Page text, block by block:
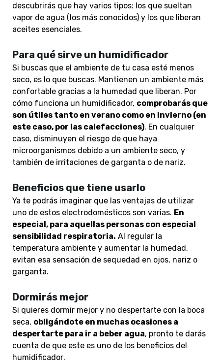
descubrirás que hay varios tipos: los que sueltan
vapor de agua (los más conocidos) y los que liberan
aceites esenciales.
Para qué sirve un humidificador
Si buscas que el ambiente de tu casa esté menos
seco, es lo que buscas. Mantienen un ambiente más
confortable gracias a la humedad que liberan. Por
cómo funciona un humidificador, comprobarás que
son útiles tanto en verano como en invierno (en
este caso, por las calefacciones). En cualquier
caso, disminuyen el riesgo de que haya
microorganismos debido a un ambiente seco, y
también de irritaciones de garganta o de nariz.
Beneficios que tiene usarlo
Ya te podrás imaginar que las ventajas de utilizar
uno de estos electrodomésticos son varias. En
especial, para aquellas personas con especial
sensibilidad respiratoria. Al regular la
temperatura ambiente y aumentar la humedad,
evitan esa sensación de sequedad en ojos, nariz o
garganta.
Dormirás mejor
Si quieres dormir mejor y no despertarte con la boca
seca, obligándote en muchas ocasiones a
despertarte para ir a beber agua, pronto te darás
cuenta de que este es uno de los beneficios del
humidificador.